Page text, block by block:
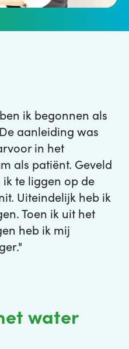
ik begonnen als
aanleiding was
in het
als patiënt. Geveld
te liggen op de
Uiteindelijk heb ik
Toen ik uit het
heb ik mij
water